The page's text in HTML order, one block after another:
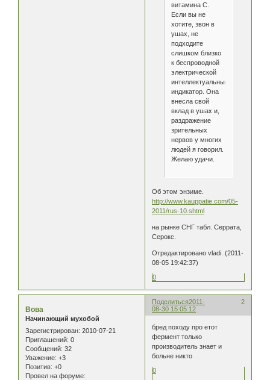
витамина С.
Если вы не
хотите, звон в
ушах, не
подходите
слишком близко
к беспроводной
электрической
интеллектуальный
индикатор. Она
внесла свой
вклад в ушах и,
раздражение
зрительных
нервов у многих
людей я говорил.
Желаю удачи.
Об этом энзиме.
http://www.kauppatie.com/05-
2011/rus-10.shtml
на рынке СНГ табл. Серрата,
Серокс.
Отредактировано vladi. (2011-
08-05 19:42:37)
0
Поделиться 2
2011-
08-30 15:05:12
Вова
Начинающий мухобой
Зарегистрирован: 2010-07-21
Приглашений: 0
Сообщений: 32
Уважение: +3
Позитив: +0
Провел на форуме:
бред походу про етот
фермент только
производитель знает и
больне никто
0